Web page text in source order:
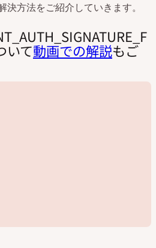
方法をご紹介していきます。
いて動画での解説もご